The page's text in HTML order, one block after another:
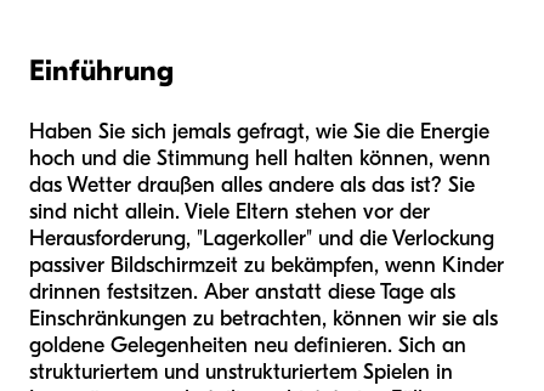
Einführung
Haben Sie sich jemals gefragt, wie Sie die Energie
hoch und die Stimmung hell halten können, wenn
das Wetter draußen alles andere als das ist? Sie
sind nicht allein. Viele Eltern stehen vor der
Herausforderung, "Lagerkoller" und die Verlockung
passiver Bildschirmzeit zu bekämpfen, wenn Kinder
drinnen festsitzen. Aber anstatt diese Tage als
Einschränkungen zu betrachten, können wir sie als
goldene Gelegenheiten neu definieren. Sich an
strukturiertem und unstrukturiertem Spielen in